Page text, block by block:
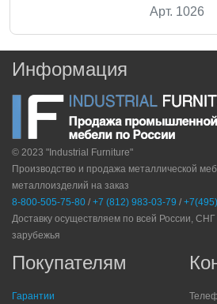
Арт. 1026
Информация
© 2023 "Industrial Furniture"
Производство и продажа металлической
металлоизделий на заказ
8-800-505-75-80 / +7 (812) 983-03-79 /
Доставку осуществляем по всей России,
зарубежья
Покупателям
Гарантии